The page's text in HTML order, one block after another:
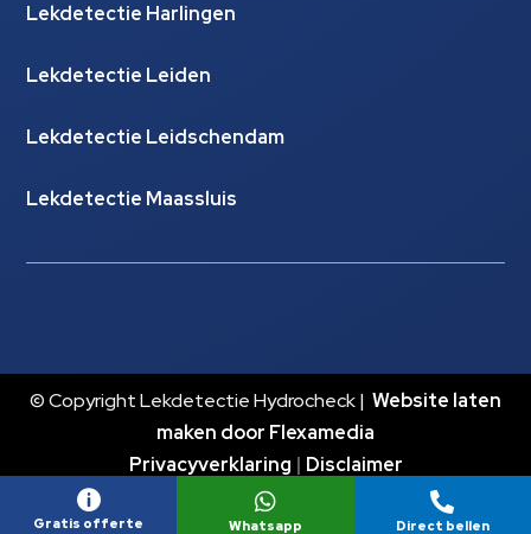
Lekdetectie Harlingen
Lekdetectie Leiden
Lekdetectie Leidschendam
Lekdetectie Maassluis
© Copyright Lekdetectie Hydrocheck | Website laten
maken door Flexamedia
Privacyverklaring | Disclaimer

Gratis offerte

Whatsapp

Direct bellen